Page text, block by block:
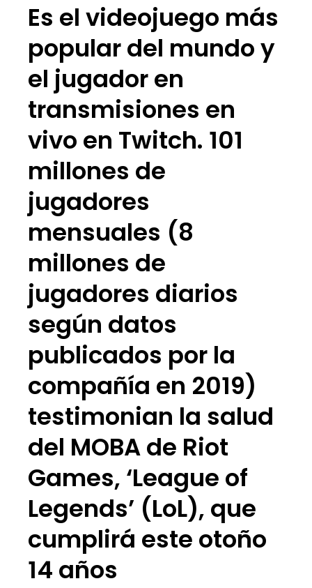
Es el videojuego más
popular del mundo y
el jugador en
transmisiones en
vivo en Twitch. 101
millones de
jugadores
mensuales (8
millones de
jugadores diarios
según datos
publicados por la
compañía en 2019)
testimonian la salud
del MOBA de Riot
Games, ‘League of
Legends’ (LoL), que
cumplirá este otoño
14 años